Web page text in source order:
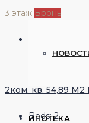
ИПОТЕКА
3 этаж Бронь
2ком. кв. 54,89
Beds: 2